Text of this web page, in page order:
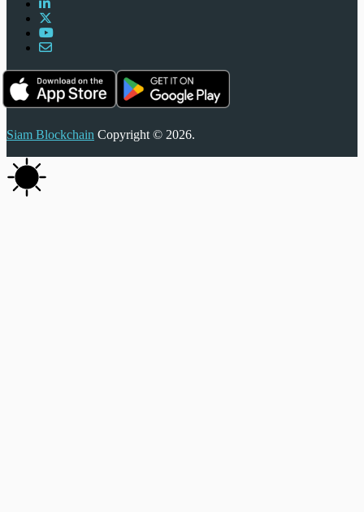
Siam Blockchain Copyright © 2026.